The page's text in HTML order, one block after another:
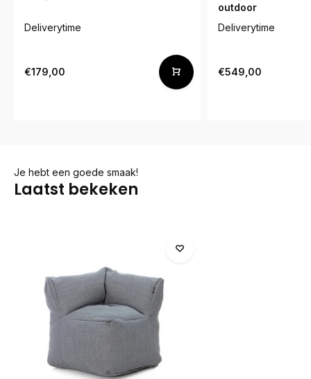
Deliverytime
€179,00
outdoor
Deliverytime
€549,00
Je hebt een goede smaak!
Laatst bekeken